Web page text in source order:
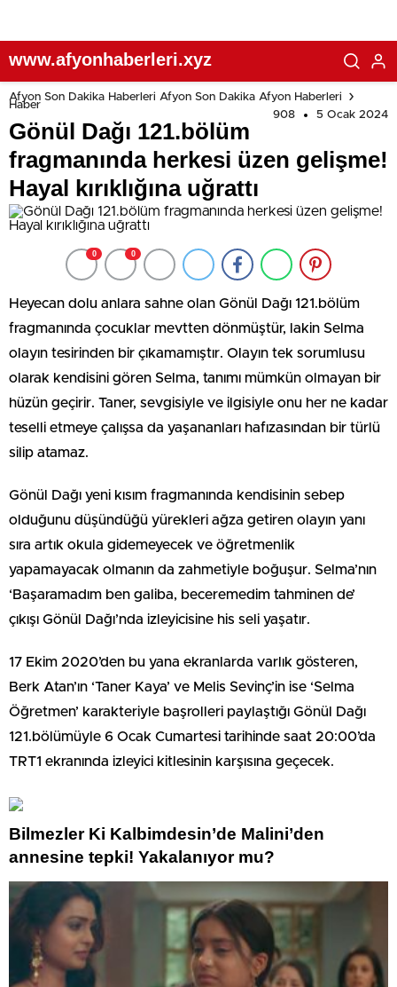
www.afyonhaberleri.xyz
Afyon Son Dakika Haberleri Afyon Son Dakika Afyon Haberleri
Haber
908
5 Ocak 2024
Gönül Dağı 121.bölüm
fragmanında herkesi üzen gelişme!
Hayal kırıklığına uğrattı
0 0
Heyecan dolu anlara sahne olan Gönül Dağı 121.bölüm
fragmanında çocuklar mevtten dönmüştür, lakin Selma
olayın tesirinden bir çıkamamıştır. Olayın tek sorumlusu
olarak kendisini gören Selma, tanımı mümkün olmayan bir
hüzün geçirir. Taner, sevgisiyle ve ilgisiyle onu her ne kadar
teselli etmeye çalışsa da yaşananları hafızasından bir türlü
silip atamaz.
Gönül Dağı yeni kısım fragmanında kendisinin sebep
olduğunu düşündüğü yürekleri ağza getiren olayın yanı
sıra artık okula gidemeyecek ve öğretmenlik
yapamayacak olmanın da zahmetiyle boğuşur. Selma’nın
‘Başaramadım ben galiba, beceremedim tahminen de’
çıkışı Gönül Dağı’nda izleyicisine his seli yaşatır.
17 Ekim 2020’den bu yana ekranlarda varlık gösteren,
Berk Atan’ın ‘Taner Kaya’ ve Melis Sevinç’in ise ‘Selma
Öğretmen’ karakteriyle başrolleri paylaştığı Gönül Dağı
121.bölümüyle 6 Ocak Cumartesi tarihinde saat 20:00’da
TRT1 ekranında izleyici kitlesinin karşısına geçecek.
Bilmezler Ki Kalbimdesin’de Malini’den
annesine tepki! Yakalanıyor mu?